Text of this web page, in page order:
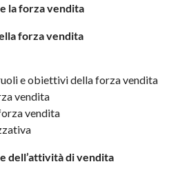
la forza vendita
forza vendita
e obiettivi della forza vendita
vendita
vendita
dell’attività di vendita